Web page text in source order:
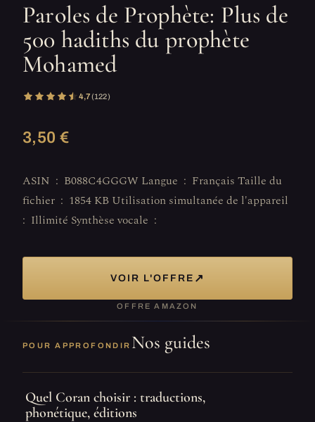
Paroles de Prophète: Plus de
500 hadiths du prophète
Mohamed
4,7(122)
3,50 €
ASIN ‏ : ‎ B088C4GGGW Langue ‏ : ‎ Français Taille du
fichier ‏ : ‎ 1854 KB Utilisation simultanée de l'appareil ‏
: ‎ Illimité Synthèse vocale ‏ : ‎
VOIR L'OFFRE ↗
OFFRE AMAZON
POUR APPROFONDIR Nos guides
Quel Coran choisir : traductions,
phonétique, éditions